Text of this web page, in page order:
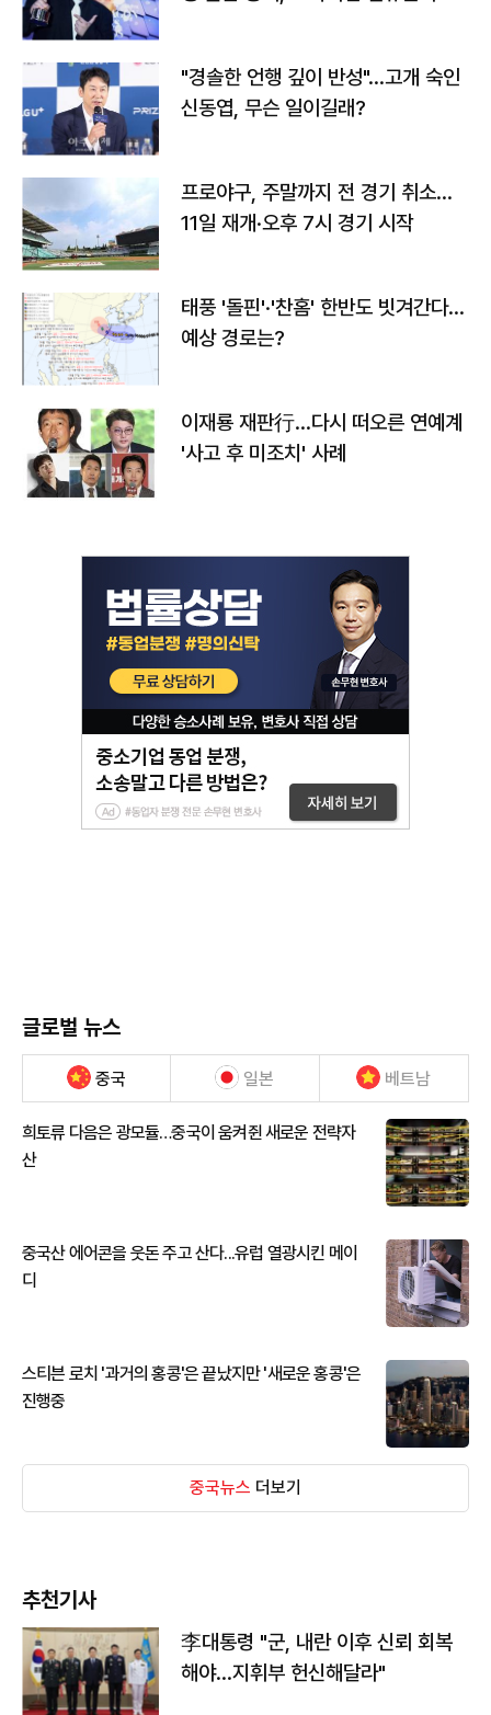
"경솔한 언행 깊이 반성"…고개 숙인
신동엽, 무슨 일이길래?
프로야구, 주말까지 전 경기 취소…
11일 재개·오후 7시 경기 시작
태풍 '돌핀'·'찬홈' 한반도 빗겨간다…
예상 경로는?
이재룡 재판行…다시 떠오른 연예계
'사고 후 미조치' 사례
글로벌 뉴스
중국 일본 베트남
희토류 다음은 광모듈…중국이 움켜쥔 새로운 전략자
산
중국산 에어콘을 웃돈 주고 산다...유럽 열광시킨 메이
디
스티븐 로치 '과거의 홍콩'은 끝났지만 '새로운 홍콩'은
진행중
중국뉴스 더보기
추천기사
李대통령 "군, 내란 이후 신뢰 회복
해야…지휘부 헌신해달라"